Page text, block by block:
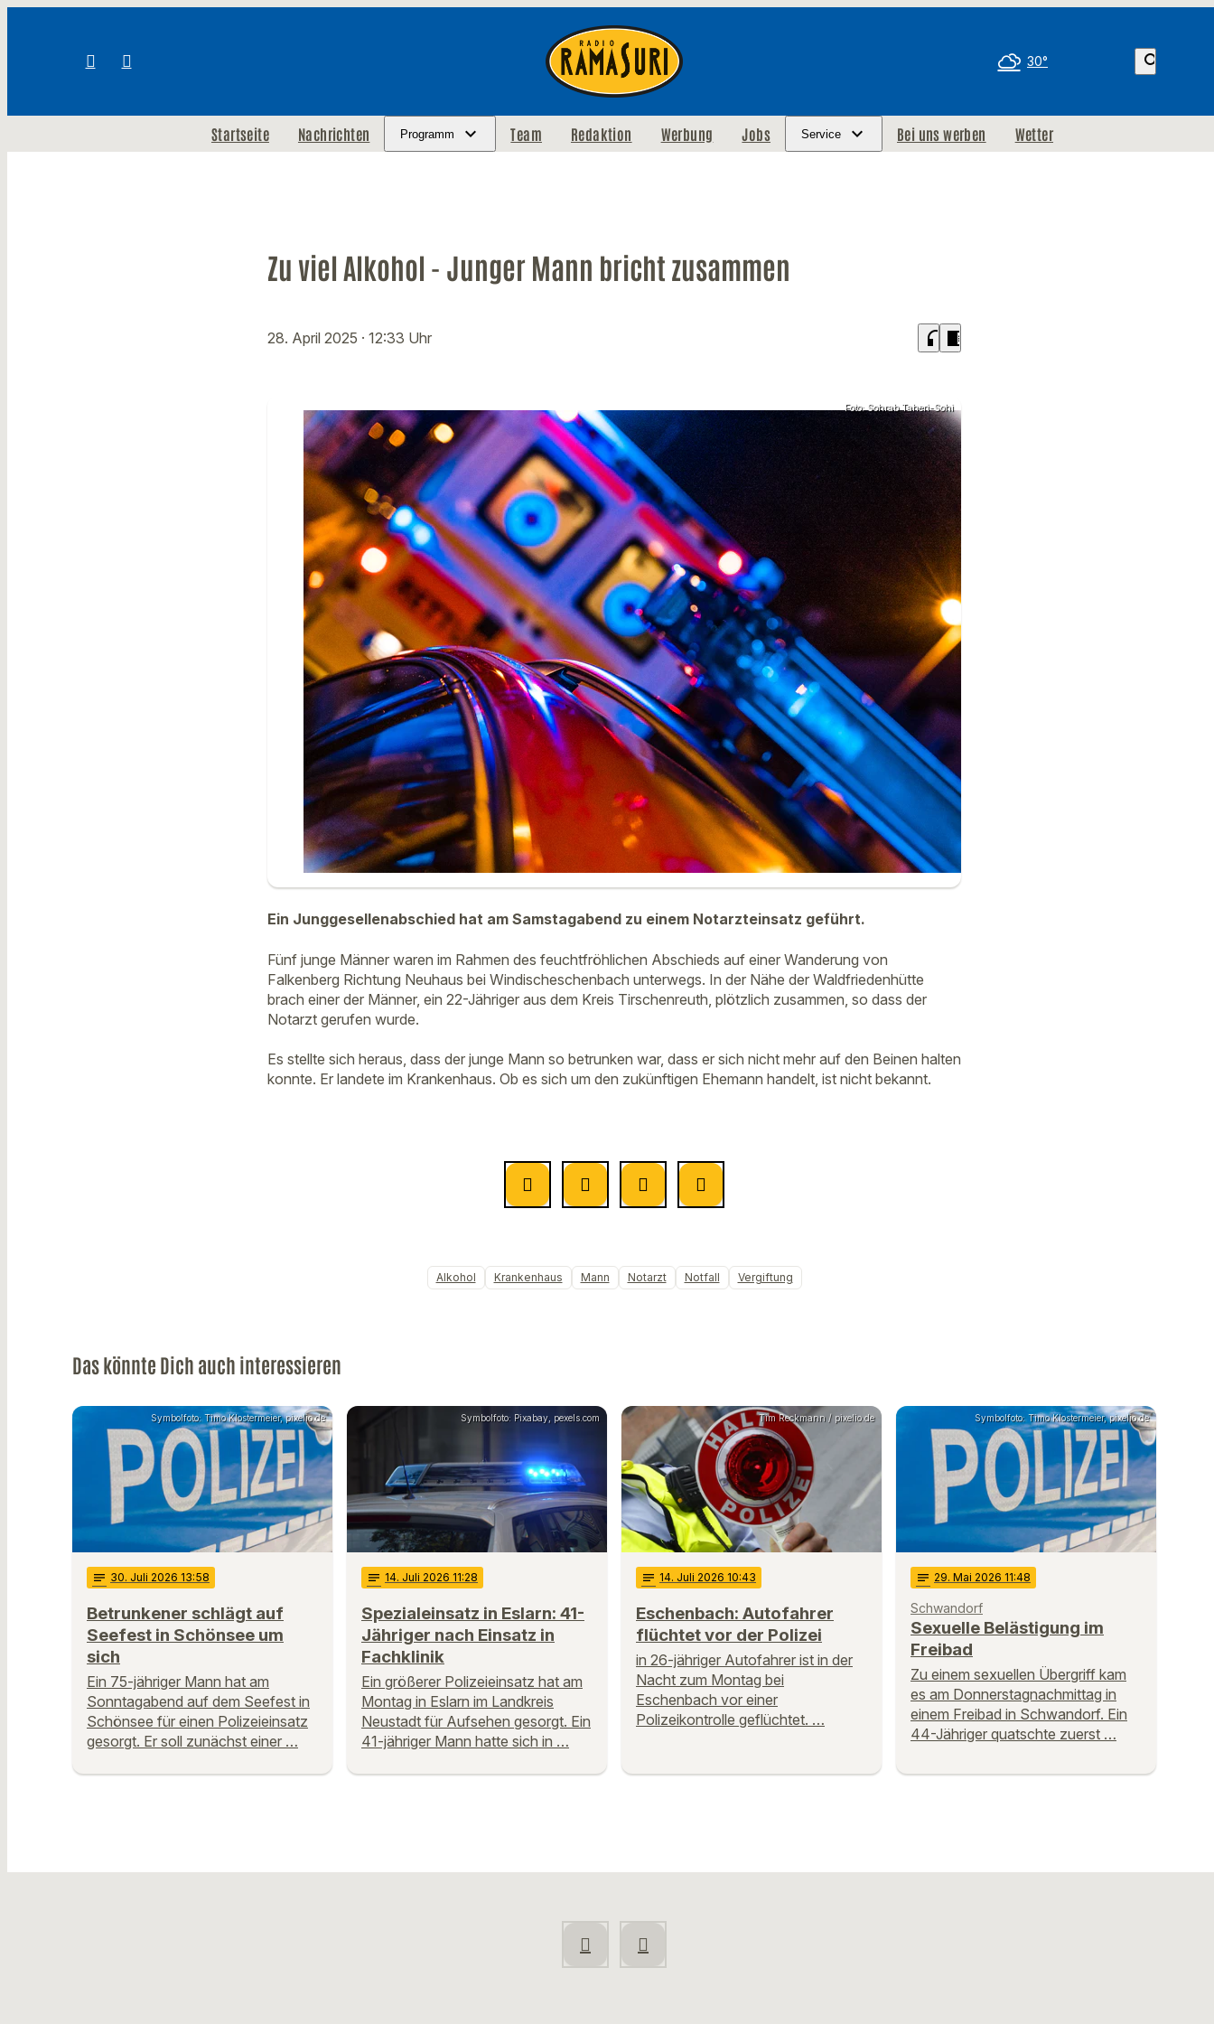
30° search
Startseite Nachrichten Programm Team Redaktion Werbung Jobs Service Bei uns werben Wetter
Zu viel Alkohol - Junger Mann bricht zusammen
28. April 2025 · 12:33 Uhr headphones chrome_reader_mode
Foto: Sohrab Taheri-Sohi
Ein Junggesellenabschied hat am Samstagabend zu einem Notarzteinsatz geführt.
Fünf junge Männer waren im Rahmen des feuchtfröhlichen Abschieds auf einer Wanderung von
Falkenberg Richtung Neuhaus bei Windischeschenbach unterwegs. In der Nähe der Waldfriedenhütte
brach einer der Männer, ein 22-Jähriger aus dem Kreis Tirschenreuth, plötzlich zusammen, so dass der
Notarzt gerufen wurde.
Es stellte sich heraus, dass der junge Mann so betrunken war, dass er sich nicht mehr auf den Beinen halten
konnte. Er landete im Krankenhaus. Ob es sich um den zukünftigen Ehemann handelt, ist nicht bekannt.
Alkohol Krankenhaus Mann Notarzt Notfall Vergiftung
Das könnte Dich auch interessieren
Symbolfoto: Timo Klostermeier, pixelio.de
notes 30. Juli 2026 13:58
Betrunkener schlägt auf
Seefest in Schönsee um
sich
Ein 75-jähriger Mann hat am
Sonntagabend auf dem Seefest in
Schönsee für einen Polizeieinsatz
gesorgt. Er soll zunächst einer …
Symbolfoto: Pixabay, pexels.com
notes 14. Juli 2026 11:28
Spezialeinsatz in Eslarn: 41-
Jähriger nach Einsatz in
Fachklinik
Ein größerer Polizeieinsatz hat am
Montag in Eslarn im Landkreis
Neustadt für Aufsehen gesorgt. Ein
41-jähriger Mann hatte sich in …
Tim Reckmann / pixelio.de
notes 14. Juli 2026 10:43
Eschenbach: Autofahrer
flüchtet vor der Polizei
in 26-jähriger Autofahrer ist in der
Nacht zum Montag bei
Eschenbach vor einer
Polizeikontrolle geflüchtet. …
Symbolfoto: Timo Klostermeier, pixelio.de
notes 29. Mai 2026 11:48
Schwandorf
Sexuelle Belästigung im
Freibad
Zu einem sexuellen Übergriff kam
es am Donnerstagnachmittag in
einem Freibad in Schwandorf. Ein
44-Jähriger quatschte zuerst …